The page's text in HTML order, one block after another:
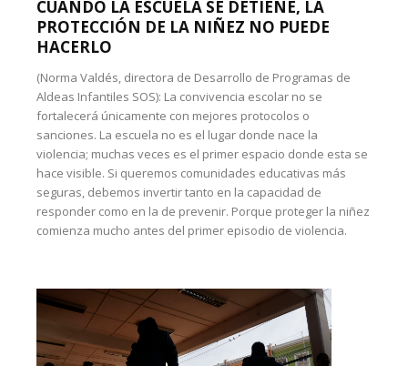
CUANDO LA ESCUELA SE DETIENE, LA
PROTECCIÓN DE LA NIÑEZ NO PUEDE
HACERLO
(Norma Valdés, directora de Desarrollo de Programas de
Aldeas Infantiles SOS): La convivencia escolar no se
fortalecerá únicamente con mejores protocolos o
sanciones. La escuela no es el lugar donde nace la
violencia; muchas veces es el primer espacio donde esta se
hace visible. Si queremos comunidades educativas más
seguras, debemos invertir tanto en la capacidad de
responder como en la de prevenir. Porque proteger la niñez
comienza mucho antes del primer episodio de violencia.